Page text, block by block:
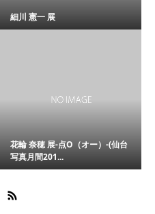
細川 憲一 展
花輪 奈穂 展-点O（オー）-(仙台
写真月間201...